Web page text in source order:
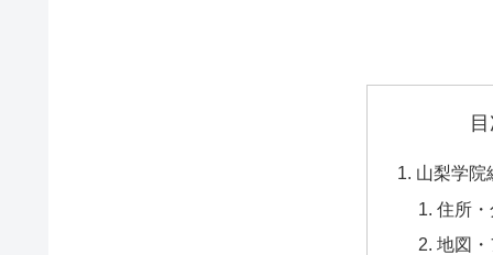
山梨学院
住所
地図